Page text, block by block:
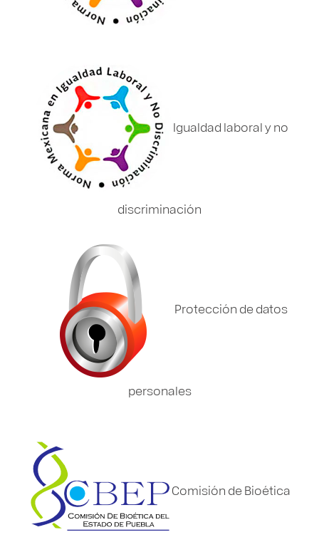
Igualdad laboral y no
discriminación
Protección de datos
personales
Comisión de Bioética